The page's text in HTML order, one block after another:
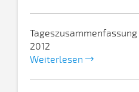
2012
Weiterlesen